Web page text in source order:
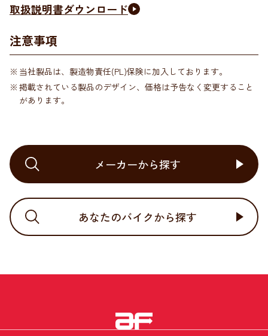
取扱説明書ダウンロード
注意事項
当社製品は、製造物責任(PL)保険に加入しております。
掲載されている製品のデザイン、価格は予告なく変更すること
があります。
メーカーから探す
あなたのバイクから探す